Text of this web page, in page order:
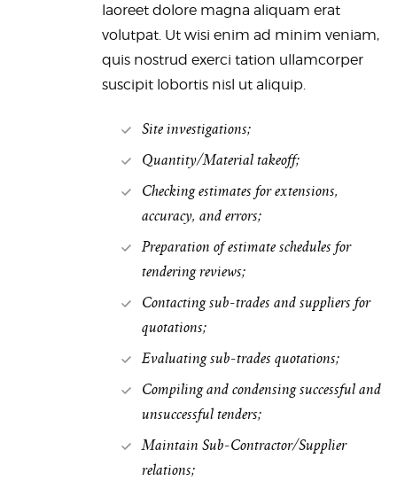
laoreet dolore magna aliquam erat
volutpat. Ut wisi enim ad minim veniam,
quis nostrud exerci tation ullamcorper
suscipit lobortis nisl ut aliquip.
Site investigations;
Quantity/Material takeoff;
Checking estimates for extensions,
accuracy, and errors;
Preparation of estimate schedules for
tendering reviews;
Contacting sub-trades and suppliers for
quotations;
Evaluating sub-trades quotations;
Compiling and condensing successful and
unsuccessful tenders;
Maintain Sub-Contractor/Supplier
relations;